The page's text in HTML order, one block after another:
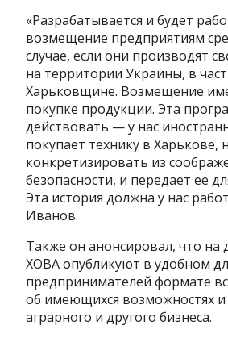
«Разрабатывается и будет
возмещение предприятиям
случае, если они производят
на территории Украины, в
Харьковщине. Возмещение
покупке продукции. Эта
действовать — у нас
покупает технику в Харькове,
конкретизировать из
безопасности, и передает ее
Эта история должна у нас
Иванов.
Также он анонсировал, что на
ХОВА опубликуют в удобном
предпринимателей формате
об имеющихся возможностях
аграрного и другого бизнеса.